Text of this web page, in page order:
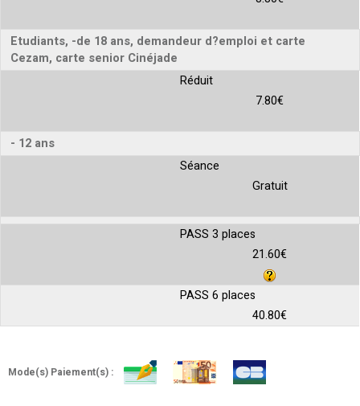
Etudiants, -de 18 ans, demandeur d?emploi et carte
Cezam, carte senior Cinéjade
Réduit
7.80€
- 12 ans
Séance
Gratuit
PASS 3 places
21.60€
PASS 6 places
40.80€
Mode(s) Paiement(s) :